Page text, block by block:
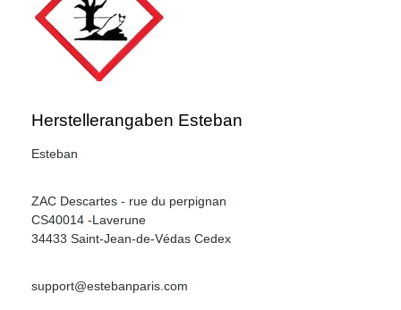
Herstellerangaben Esteban
Esteban
ZAC Descartes - rue du perpignan
CS40014 -Laverune
34433 Saint-Jean-de-Védas Cedex
support@estebanparis.com